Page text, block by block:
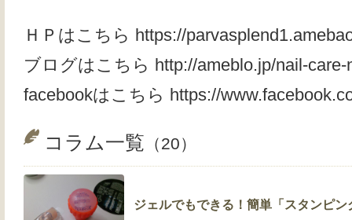
ＨＰはこちら https://
ブログはこちら http://ameblo.jp/nail-care-
facebookはこちら https://
コラム一覧 （20）
ジェルでもできる！簡単「スタンピ